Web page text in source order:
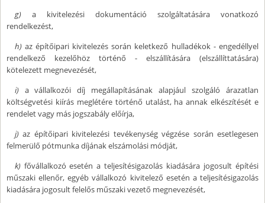
g) a kivitelezési dokumentáció szolgáltatására vonatkozó
rendelkezést,
h) az építőipari kivitelezés során keletkező hulladékok - engedéllyel
rendelkező kezelőhöz történő - elszállítására (elszállíttatására)
kötelezett megnevezését,
i) a vállalkozói díj megállapításának alapjául szolgáló árazatlan
költségvetési kiírás meglétére történő utalást, ha annak elkészítését e
rendelet vagy más jogszabály előírja,
j)az építőipari kivitelezési tevékenység végzése során esetlegesen
felmerülő pótmunka díjának elszámolási módját,
k) fővállalkozó esetén a teljesítésigazolás kiadására jogosult építési
műszaki ellenőr, egyéb vállalkozó kivitelező esetén a teljesítésigazolás
kiadására jogosult felelős műszaki vezető megnevezését,